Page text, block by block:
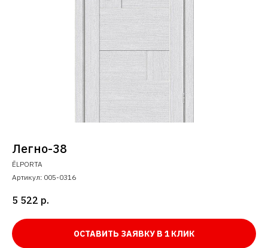
Легно-38
ĒLPORTA
Артикул: 005-0316
5 522 р.
ОСТАВИТЬ ЗАЯВКУ В 1 КЛИК